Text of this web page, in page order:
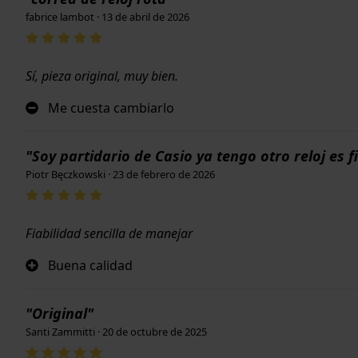
fabrice lambot · 13 de abril de 2026
Sí, pieza original, muy bien.
Me cuesta cambiarlo
"Soy partidario de Casio ya tengo otro reloj es
Piotr Bęczkowski · 23 de febrero de 2026
Fiabilidad sencilla de manejar
Buena calidad
"Original"
Santi Zammitti · 20 de octubre de 2025